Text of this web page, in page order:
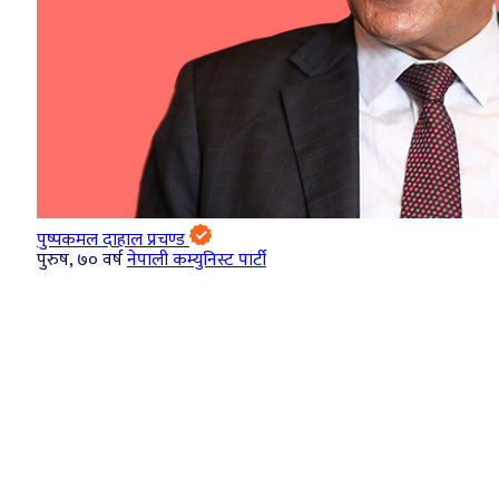
पुष्पकमल दाहाल प्रचण्ड
पुरुष, ७० वर्षनेपाली कम्युनिस्ट पार्टी